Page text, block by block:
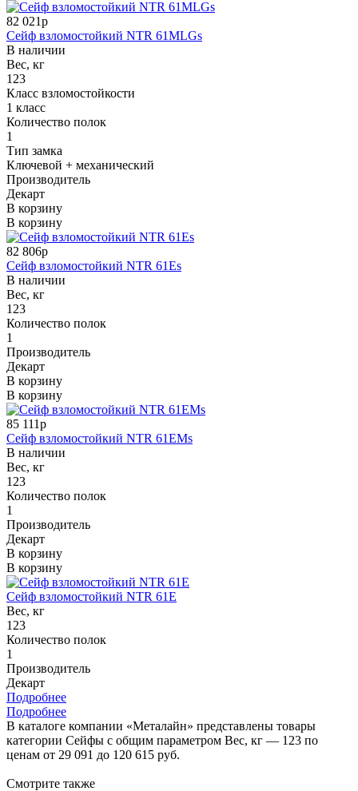
82 021р
Сейф взломостойкий NTR 61MLGs
В наличии
Вес, кг
123
Класс взломостойкости
1 класс
Количество полок
1
Тип замка
Ключевой + механический
Производитель
Декарт
В корзину
В корзину
82 806р
Сейф взломостойкий NTR 61Es
В наличии
Вес, кг
123
Количество полок
1
Производитель
Декарт
В корзину
В корзину
85 111р
Сейф взломостойкий NTR 61EMs
В наличии
Вес, кг
123
Количество полок
1
Производитель
Декарт
В корзину
В корзину
Сейф взломостойкий NTR 61E
Вес, кг
123
Количество полок
1
Производитель
Декарт
Подробнее
Подробнее
В каталоге компании «Металайн» представлены товары
категории Сейфы с общим параметром Вес, кг — 123 по
ценам от 29 091 до 120 615 руб.
Смотрите также